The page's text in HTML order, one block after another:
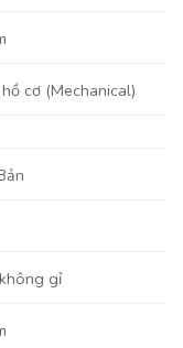
cơ (Mechanical)
gỉ